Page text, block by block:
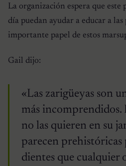
La organización espera que este
día puedan ayudar a educar a las
importante papel de estos
Gail dijo:
«Las zarigüeyas son
más incomprendidos.
no las quieren en su
parecen prehistóricas
dientes que cualquier